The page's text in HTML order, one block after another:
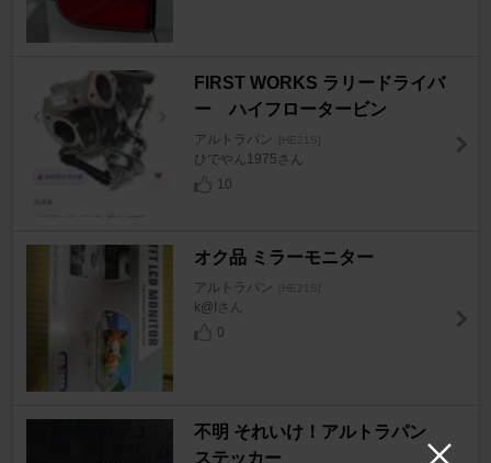
FIRST WORKS ラリードライバ
ー ハイフロータービン
アルトラパン [HE21S]
ひでやん1975さん
10
オク品 ミラーモニター
アルトラパン [HE21S]
k@Iさん
0
不明 それいけ！アルトラパン
ステッカー